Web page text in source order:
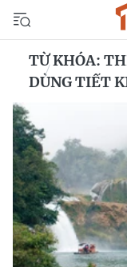
TỪ KHÓA:
DÙNG TIẾT